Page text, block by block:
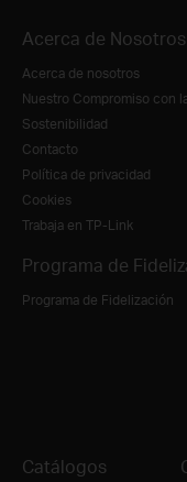
Acerca de Nosotros
Acerca de nosotros
Nuestro Compromiso con
Sostenibilidad
Contacto
Política de privacidad
Cookies
Trabaja en TP-Link
Programa de
Programa de Fidelización
Catálogos